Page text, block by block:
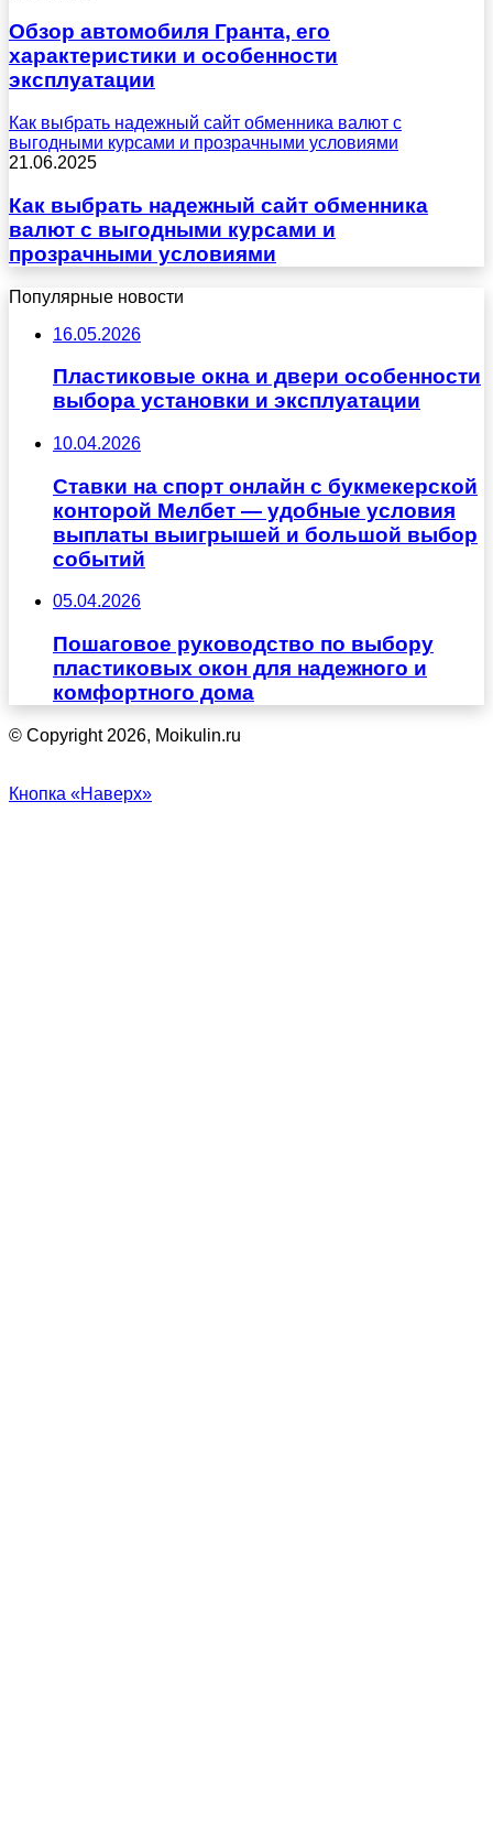
Обзор автомобиля Гранта, его
характеристики и особенности
эксплуатации
Как выбрать надежный сайт обменника валют с
выгодными курсами и прозрачными условиями
21.06.2025
Как выбрать надежный сайт обменника
валют с выгодными курсами и
прозрачными условиями
Популярные новости
16.05.2026
Пластиковые окна и двери особенности
выбора установки и эксплуатации
10.04.2026
Ставки на спорт онлайн с букмекерской
конторой Мелбет — удобные условия
выплаты выигрышей и большой выбор
событий
05.04.2026
Пошаговое руководство по выбору
пластиковых окон для надежного и
комфортного дома
© Copyright 2026, Moikulin.ru
Кнопка «Наверх»